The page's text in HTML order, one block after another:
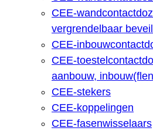
CEE-
vergrendelbaar
CEE-
CEE-
aanbouw,
CEE-stekers
CEE-koppelingen
CEE-fasenwisselaars